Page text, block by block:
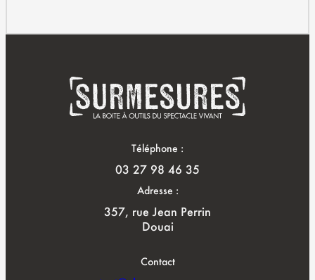
Téléphone :
03 27 98 46 35
Adresse :
357, rue Jean Perrin
Douai
Contact